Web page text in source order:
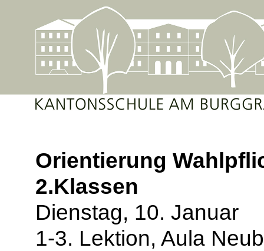
Orientierung
2.Klassen
Dienstag, 10. Januar
1-3. Lektion, Aula